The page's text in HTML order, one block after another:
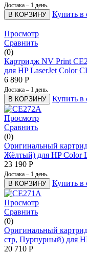
Достака – 1 день.
В КОРЗИНУ Купить в
Просмотр
Сравнить
(0)
Картридж NV Print
для HP LaserJet Color
6 890 Р
Достака – 1 день.
В КОРЗИНУ Купить в
Просмотр
Сравнить
(0)
Оригинальный
Жёлтый) для HP Color
23 190 Р
Достака – 1 день.
В КОРЗИНУ Купить в
Просмотр
Сравнить
(0)
Оригинальный
стр, Пурпурный) для
20 710 Р